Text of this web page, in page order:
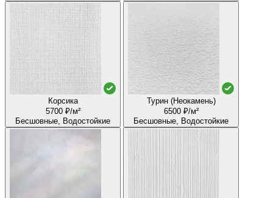
Корсика
5700 ₽/м²
Бесшовные, Водостойкие
Турин (Неокамень)
6500 ₽/м²
Бесшовные, Водостойкие